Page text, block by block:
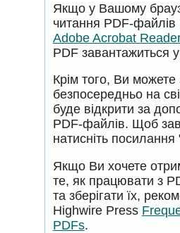
Якщо у Вашому
читання PDF-файлів
Adobe Acrobat
PDF завантажиться
Крім того, Ви
безпосередньо на
буде відкрити за
PDF-файлів. Щоб
натисніть
Якщо Ви хочете
те, як працювати з
та зберігати їх,
Highwire Press
PDFs.